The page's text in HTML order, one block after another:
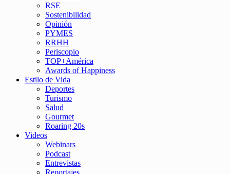
RSE
Sostenibilidad
Opinión
PYMES
RRHH
Periscopio
TOP+América
Awards of Happiness
Estilo de Vida
Deportes
Turismo
Salud
Gourmet
Roaring 20s
Videos
Webinars
Podcast
Entrevistas
Reportajes